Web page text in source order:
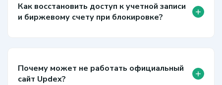
Как восстановить доступ к учетной записи
и биржевому счету при блокировке?
+
Почему может не работать официальный
сайт Updex?
+